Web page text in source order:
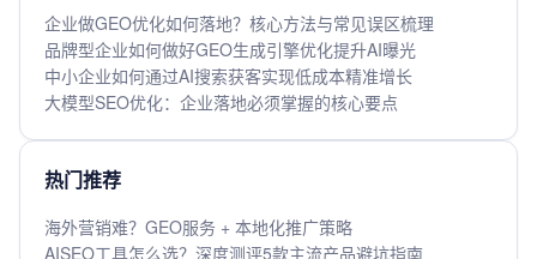
企业做GEO优化如何落地？核心方法与常见误区梳理
品牌型企业如何做好GEO生成引擎优化提升AI曝光
中小企业如何通过AI搜索获客实现低成本精准增长
大模型SEO优化：企业落地必须掌握的核心要点
热门推荐
海外营销难？GEO服务 + 本地化推广策略
AISEO工具怎么选？深度测评5款主流产品避坑指南